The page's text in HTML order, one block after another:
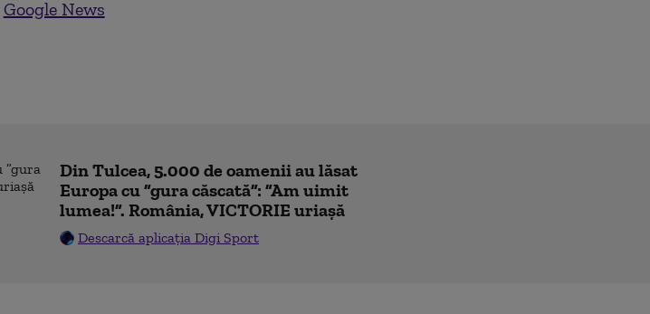
Google News
Din Tulcea, 5.000 de oamenii au lăsat
Europa cu ”gura căscată”: ”Am uimit
lumea!”. România, VICTORIE uriașă
Descarcă aplicația Digi Sport